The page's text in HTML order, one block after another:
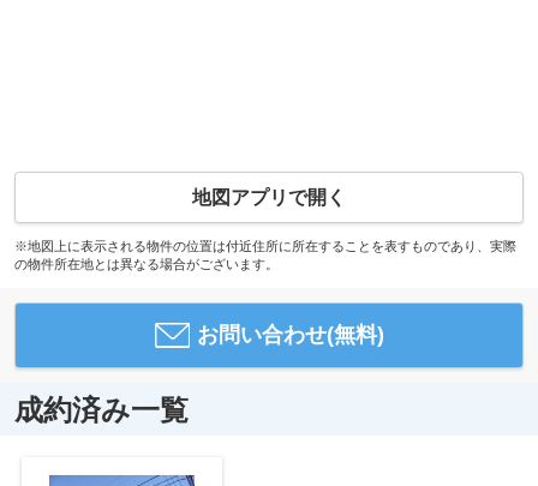
地図アプリで開く
※地図上に表示される物件の位置は付近住所に所在することを表すものであり、実際
の物件所在地とは異なる場合がございます。
お問い合わせ(無料)
成約済み一覧